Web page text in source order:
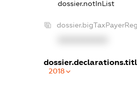
dossier.notInList
dossier.bigTaxPayerReg
2018